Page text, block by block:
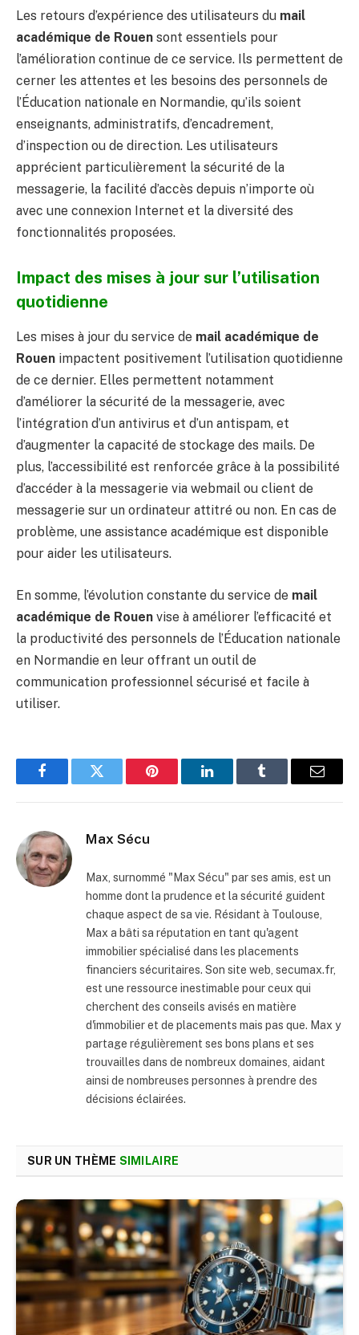
Les retours d’expérience des utilisateurs du mail
académique de Rouen sont essentiels pour
l’amélioration continue de ce service. Ils permettent de
cerner les attentes et les besoins des personnels de
l’Éducation nationale en Normandie, qu’ils soient
enseignants, administratifs, d’encadrement,
d’inspection ou de direction. Les utilisateurs
apprécient particulièrement la sécurité de la
messagerie, la facilité d’accès depuis n’importe où
avec une connexion Internet et la diversité des
fonctionnalités proposées.
Impact des mises à jour sur l’utilisation
quotidienne
Les mises à jour du service de mail académique de
Rouen impactent positivement l’utilisation quotidienne
de ce dernier. Elles permettent notamment
d’améliorer la sécurité de la messagerie, avec
l’intégration d’un antivirus et d’un antispam, et
d’augmenter la capacité de stockage des mails. De
plus, l’accessibilité est renforcée grâce à la possibilité
d’accéder à la messagerie via webmail ou client de
messagerie sur un ordinateur attitré ou non. En cas de
problème, une assistance académique est disponible
pour aider les utilisateurs.
En somme, l’évolution constante du service de mail
académique de Rouen vise à améliorer l’efficacité et
la productivité des personnels de l’Éducation nationale
en Normandie en leur offrant un outil de
communication professionnel sécurisé et facile à
utiliser.
FacebookTwitter Pinterest LinkedInTumblr Email
Max Sécu
Max, surnommé "Max Sécu" par ses amis, est un
homme dont la prudence et la sécurité guident
chaque aspect de sa vie. Résidant à Toulouse,
Max a bâti sa réputation en tant qu'agent
immobilier spécialisé dans les placements
financiers sécuritaires. Son site web, secumax.fr,
est une ressource inestimable pour ceux qui
cherchent des conseils avisés en matière
d'immobilier et de placements mais pas que. Max y
partage régulièrement ses bons plans et ses
trouvailles dans de nombreux domaines, aidant
ainsi de nombreuses personnes à prendre des
décisions éclairées.
SUR UN THÈME SIMILAIRE